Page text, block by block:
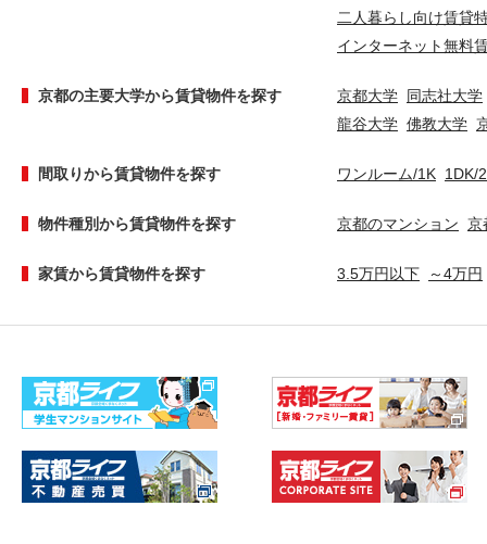
二人暮らし向け賃貸
インターネット無料
京都の主要大学から賃貸物件を探す 京都大学 同志社大学
龍谷大学 佛教大学
間取りから賃貸物件を探す ワンルーム/1K 1DK/
物件種別から賃貸物件を探す 京都のマンション 京
家賃から賃貸物件を探す 3.5万円以下 ～4万円